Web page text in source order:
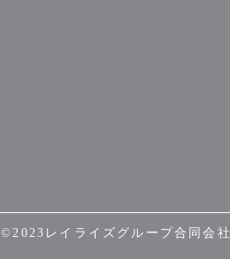
​©2023 ​レイライズグループ合同会社